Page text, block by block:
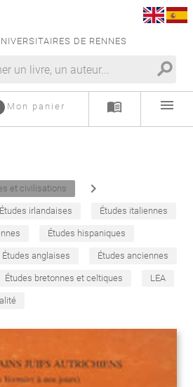
DE RENNES
search
Mon panier menu_book menu
et civilisations navigate_next
Études irlandaises Études italiennes
Études hispaniques
Études anglaises Études anciennes
Études bretonnes et celtiques LEA